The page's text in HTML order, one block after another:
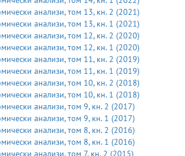
анализи, том 13, кн. 2 (2021)
анализи, том 13, кн. 1 (2021)
анализи, том 12, кн. 2 (2020)
анализи, том 12, кн. 1 (2020)
анализи, том 11, кн. 2 (2019)
анализи, том 11, кн. 1 (2019)
анализи, том 10, кн. 2 (2018)
анализи, том 10, кн. 1 (2018)
анализи, том 9, кн. 2 (2017)
анализи, том 9, кн. 1 (2017)
анализи, том 8, кн. 2 (2016)
анализи, том 8, кн. 1 (2016)
анализи, том 7, кн. 2 (2015)